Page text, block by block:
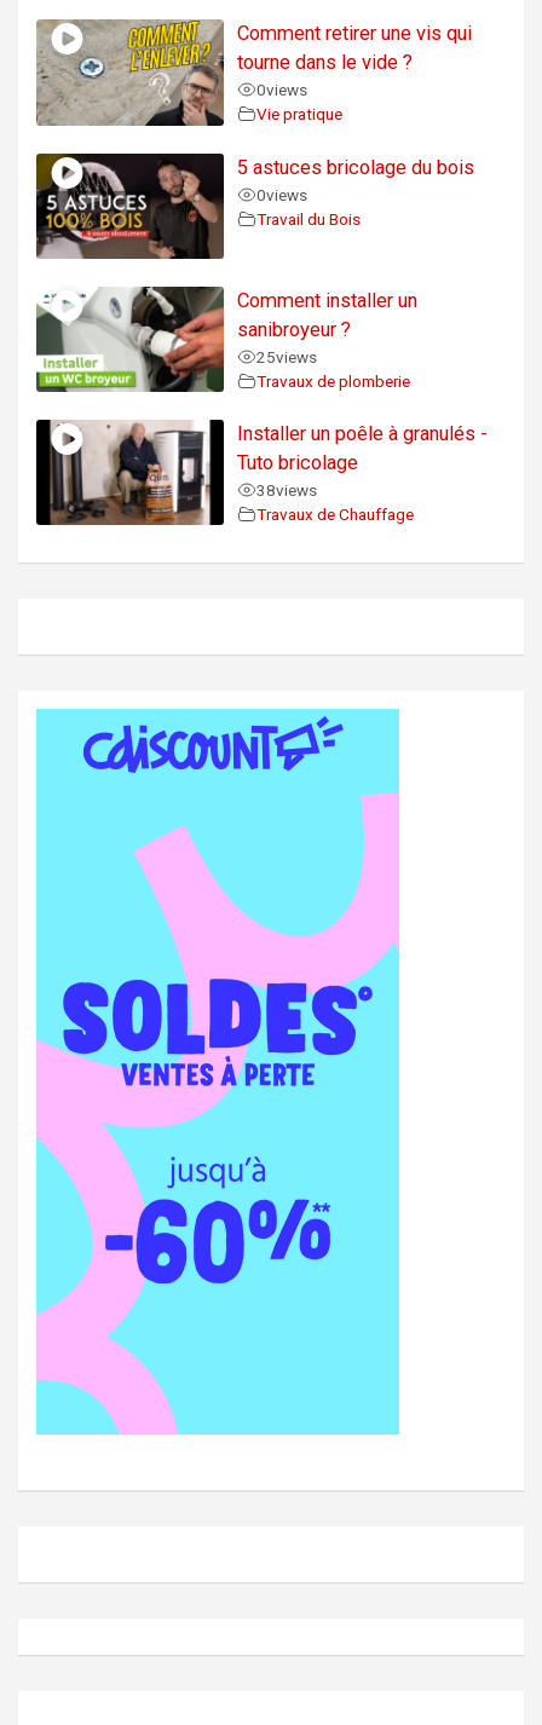
Comment retirer une vis qui
tourne dans le vide ?
0views
Vie pratique
5 astuces bricolage du bois
0views
Travail du Bois
Comment installer un
sanibroyeur ?
25views
Travaux de plomberie
Installer un poêle à granulés -
Tuto bricolage
38views
Travaux de Chauffage